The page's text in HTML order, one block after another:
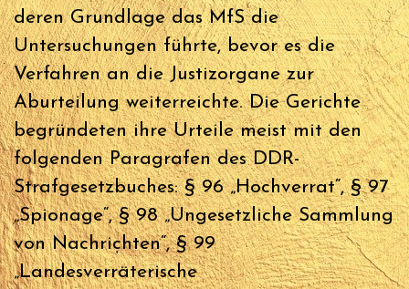
deren Grundlage das MfS die
Untersuchungen führte, bevor es die
Verfahren an die Justizorgane zur
Aburteilung weiterreichte. Die Gerichte
begründeten ihre Urteile meist mit den
folgenden Paragrafen des DDR-
Strafgesetzbuches: § 96 „Hochverrat“, § 97
„Spionage“, § 98 „Ungesetzliche Sammlung
von Nachrichten“, § 99
„Landesverräterische